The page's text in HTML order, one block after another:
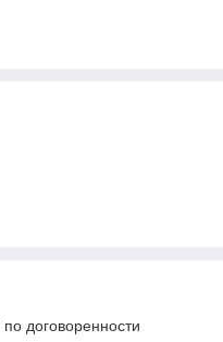
договоренности